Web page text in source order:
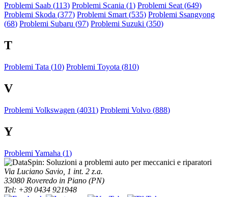
Problemi Saab (113) Problemi Scania (1) Problemi Seat (649)
Problemi Skoda (377) Problemi Smart (535) Problemi Ssangyong
(68) Problemi Subaru (97) Problemi Suzuki (350)
T
Problemi Tata (10) Problemi Toyota (810)
V
Problemi Volkswagen (4031) Problemi Volvo (888)
Y
Problemi Yamaha (1)
Via Luciano Savio, 1 int. 2 z.a.
33080 Roveredo in Piano (PN)
Tel: +39 0434 921948